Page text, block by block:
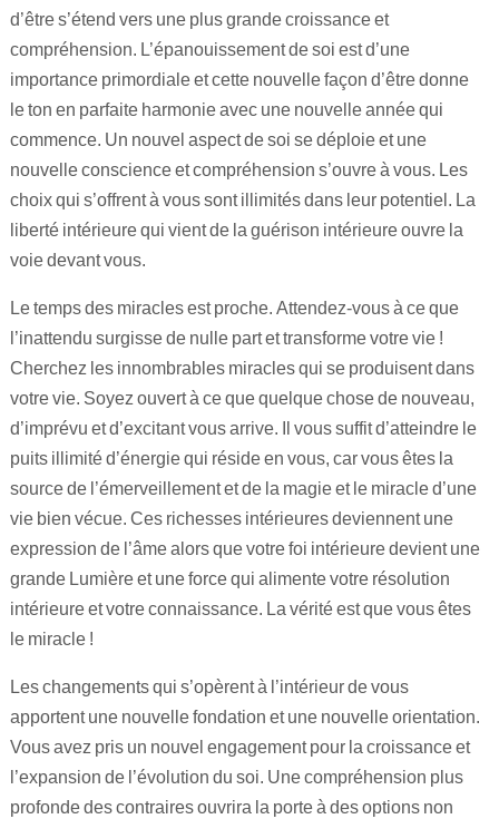
d’être s’étend vers une plus grande croissance et
compréhension. L’épanouissement de soi est d’une
importance primordiale et cette nouvelle façon d’être donne
le ton en parfaite harmonie avec une nouvelle année qui
commence. Un nouvel aspect de soi se déploie et une
nouvelle conscience et compréhension s’ouvre à vous. Les
choix qui s’offrent à vous sont illimités dans leur potentiel. La
liberté intérieure qui vient de la guérison intérieure ouvre la
voie devant vous.
Le temps des miracles est proche. Attendez-vous à ce que
l’inattendu surgisse de nulle part et transforme votre vie !
Cherchez les innombrables miracles qui se produisent dans
votre vie. Soyez ouvert à ce que quelque chose de nouveau,
d’imprévu et d’excitant vous arrive. Il vous suffit d’atteindre le
puits illimité d’énergie qui réside en vous, car vous êtes la
source de l’émerveillement et de la magie et le miracle d’une
vie bien vécue. Ces richesses intérieures deviennent une
expression de l’âme alors que votre foi intérieure devient une
grande Lumière et une force qui alimente votre résolution
intérieure et votre connaissance. La vérité est que vous êtes
le miracle !
Les changements qui s’opèrent à l’intérieur de vous
apportent une nouvelle fondation et une nouvelle orientation.
Vous avez pris un nouvel engagement pour la croissance et
l’expansion de l’évolution du soi. Une compréhension plus
profonde des contraires ouvrira la porte à des options non